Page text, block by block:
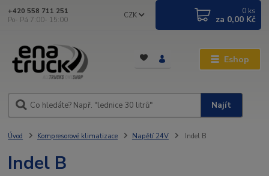
Eshop
CZK
Najít
+420 558 711 251
Po- Pá 7:00- 15:00
0 ks
za 0,00 Kč
Úvod Kompresorové klimatizace Napětí 24V Indel B
Indel B